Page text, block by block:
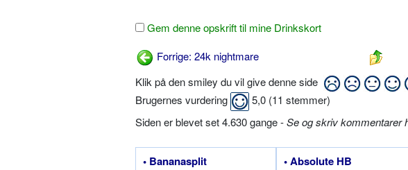
Gem denne opskrift til mine Drinkskort
Forrige: 24k nightmare
Klik på den smiley du vil give denne side
Brugernes vurdering
5,0 (11 stemmer)
Siden er blevet set 4.630 gange -Se og skriv kommentarer
• Bananasplit • Absolute HB